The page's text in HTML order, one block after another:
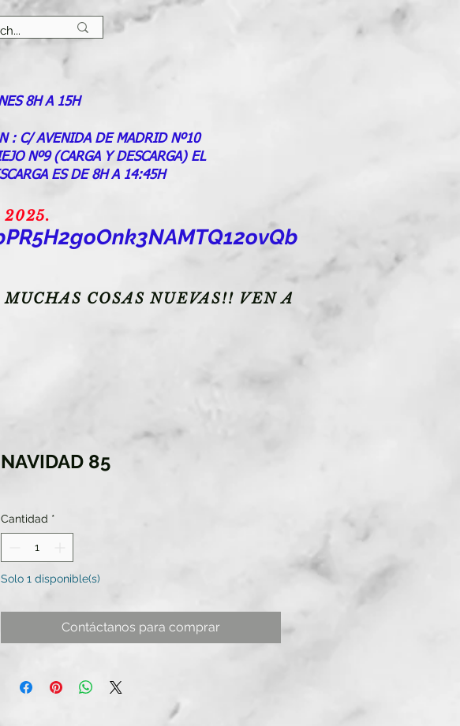
8H A 15H
: C/ AVENIDA DE MADRID Nº10
Nº9 (CARGA Y DESCARGA) EL
ES DE 8H A 14:45H
COSAS NUEVAS!! VEN A
NAVIDAD 85
Cantidad *
Solo 1 disponible(s)
Contáctanos para comprar